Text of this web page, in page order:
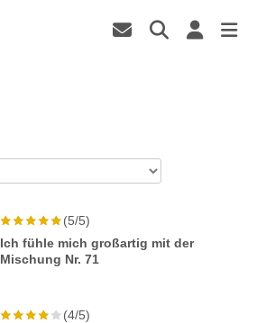
(5/5)
Ich fühle mich großartig mit der
Mischung Nr. 71
(4/5)